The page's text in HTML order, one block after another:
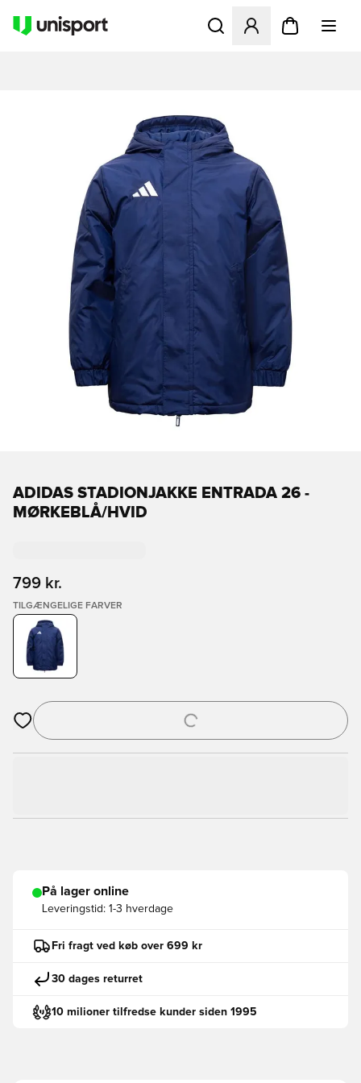
Åbner en Modal til at
ADIDAS STADIONJAKKE ENTRADA 26 -
MØRKEBLÅ/HVID
799 kr.
TILGÆNGELIGE FARVER
Åbner en Modal til at logge ind eller tilmelde dig som medlem
På lager online
Leveringstid: 1-3 hverdage
Fri fragt ved køb over 699 kr
30 dages returret
10 milioner tilfredse kunder siden 1995